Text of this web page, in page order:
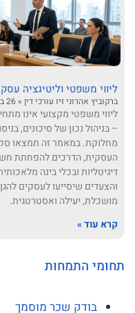
ליווי משפטי וליטיגציה
ברקוביץ אהרוני זיו עורכי דין
ליווי משפטי מקצועי אינו
– בניהול נכון של סיכונים,
מחלוקת. במאמר זה תמצאו
העסקית, הדרכים להפחתת
דיגיטליות ובכלי בינה
והצעדים שיסייעו לעסקים
מושכלת, יעילה ואסטרטגית.
קרא עוד »
תחומי התמחות
בודק שכר מוסמך